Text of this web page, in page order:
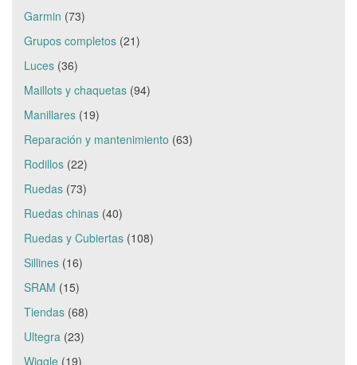
Garmin (73)
Grupos completos (21)
Luces (36)
Maillots y chaquetas (94)
Manillares (19)
Reparación y mantenimiento (63)
Rodillos (22)
Ruedas (73)
Ruedas chinas (40)
Ruedas y Cubiertas (108)
Sillines (16)
SRAM (15)
Tiendas (68)
Ultegra (23)
Wiggle (19)